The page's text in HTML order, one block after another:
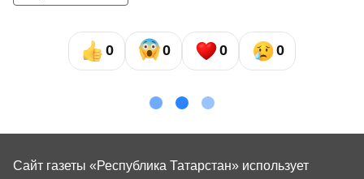
0 0 0 0
Сайт газеты «Республика Татарстан» использует